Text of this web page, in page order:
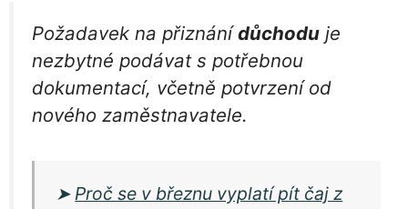
Požadavek na přiznánídůchodu je
nezbytné podávat s potřebnou
dokumentací, včetně potvrzení od
nového zaměstnavatele.
➤Proč se v březnu vyplatí pít čaj z